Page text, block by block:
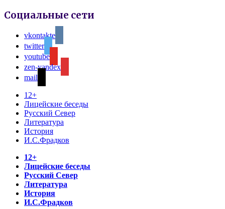
Социальные сети
vkontakte
twitter
youtube
zen-yandex
mail
12+
Лицейские беседы
Русский Север
Литература
История
И.С.Фрадков
12+
Лицейские беседы
Русский Север
Литература
История
И.С.Фрадков